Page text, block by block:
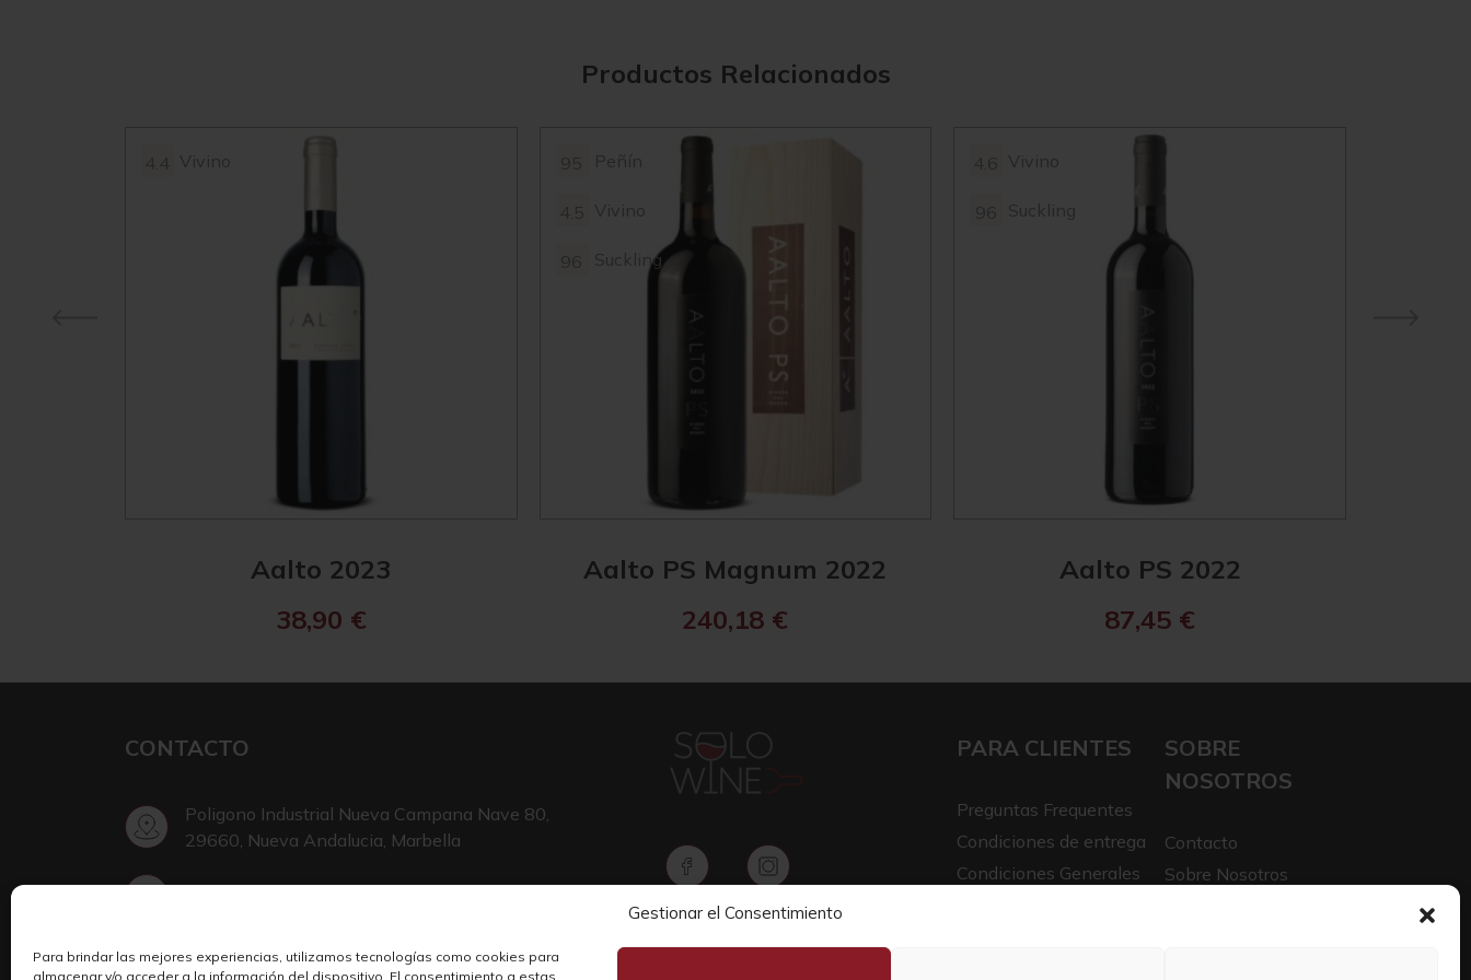
Gestionar el Consentimiento
Para brindar las mejores experiencias, utilizamos tecnologías como cookies para
almacenar y/o acceder a la información del dispositivo. El consentimiento a estas
Productos Relacionados
Vivino
Aalto 2023
38,90 €
Peñín
Vivino
Suckling
Aalto PS Magnum 2022
240,18 €
Vivino
Suckling
Aalto PS 2022
87,45 €
CONTACTO
Poligono Industrial Nueva Campana Nave 80,
29660, Nueva Andalucia, Marbella
Escribir en Telegram
PARA CLIENTES
Preguntas Frequentes
Condiciones de entrega
Condiciones Generales
SOBRE
NOSOTROS
Contacto
Sobre Nosotros